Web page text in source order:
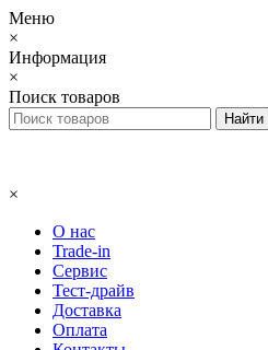
Меню
×
Информация
×
Поиск товаров
×
О нас
Trade-in
Сервис
Тест-драйв
Доставка
Оплата